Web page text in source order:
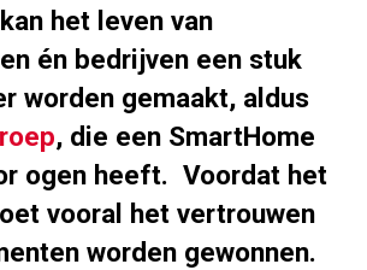
het leven van
én bedrijven een stuk
worden gemaakt, aldus
, die een SmartHome
ogen heeft. Voordat het
vooral het vertrouwen
worden gewonnen.